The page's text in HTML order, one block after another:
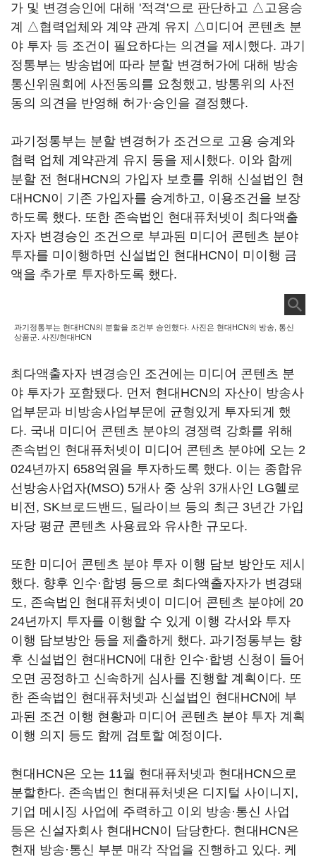
가 및 변경승인에 대해 '적격'으로 판단하고 △고용승
계 △협력업체와 계약 관계 유지 △미디어 콘텐츠 분
야 투자 등 조건이 필요하다는 의견을 제시했다. 과기
정통부는 방송법에 따라 분할 변경허가에 대해 방송
통신위원회에 사전동의를 요청했고, 방통위의 사전
동의 의견을 반영해 허가·승인을 결정했다.
과기정통부는 분할 변경허가 조건으로 고용 승계와
협력 업체 계약관계 유지 등을 제시했다. 이와 함께
분할 전 현대HCN의 가입자 보호를 위해 신설법인 현
대HCN이 기존 가입자를 승계하고, 이용조건을 보장
하도록 했다. 또한 존속법인 현대퓨처넷이 최다액출
자자 변경승인 조건으로 부과된 미디어 콘텐츠 분야
투자를 미이행하면 신설법인 현대HCN이 미이행 금
액을 추가로 투자하도록 했다.
과기정통부는 현대HCN의 분할을 조건부 승인했다. 사진은 현대HCN의 방송, 통신
상품군. 사진/현대HCN
최다액출자자 변경승인 조건에는 미디어 콘텐츠 분
야 투자가 포함됐다. 먼저 현대HCN의 자산이 방송사
업부문과 비방송사업부문에 균형있게 투자되게 했
다. 국내 미디어 콘텐츠 분야의 경쟁력 강화를 위해
존속법인 현대퓨처넷이 미디어 콘텐츠 분야에 오는 2
024년까지 658억원을 투자하도록 했다. 이는 종합유
선방송사업자(MSO) 5개사 중 상위 3개사인 LG헬로
비전, SK브로드밴드, 딜라이브 등의 최근 3년간 가입
자당 평균 콘텐츠 사용료와 유사한 규모다.
또한 미디어 콘텐츠 분야 투자 이행 담보 방안도 제시
했다. 향후 인수·합병 등으로 최다액출자자가 변경돼
도, 존속법인 현대퓨처넷이 미디어 콘텐츠 분야에 20
24년까지 투자를 이행할 수 있게 이행 각서와 투자
이행 담보방안 등을 제출하게 했다. 과기정통부는 향
후 신설법인 현대HCN에 대한 인수·합병 신청이 들어
오면 공정하고 신속하게 심사를 진행할 계획이다. 또
한 존속법인 현대퓨처넷과 신설법인 현대HCN에 부
과된 조건 이행 현황과 미디어 콘텐츠 분야 투자 계획
이행 의지 등도 함께 검토할 예정이다.
현대HCN은 오는 11월 현대퓨처넷과 현대HCN으로
분할한다. 존속법인 현대퓨처넷은 디지털 사이니지,
기업 메시징 사업에 주력하고 이외 방송·통신 사업
등은 신설자회사 현대HCN이 담당한다. 현대HCN은
현재 방송·통신 부분 매각 작업을 진행하고 있다. 케